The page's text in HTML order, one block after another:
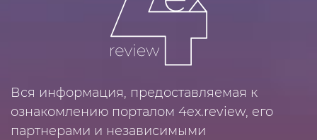
Вся информация, предоставляемая к
ознакомлению порталом 4ex.review, его
партнерами и независимыми